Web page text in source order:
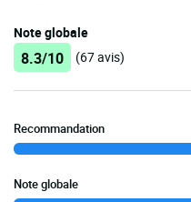
Note globale
8.3/10 (67 avis)
Recommandation
Note globale